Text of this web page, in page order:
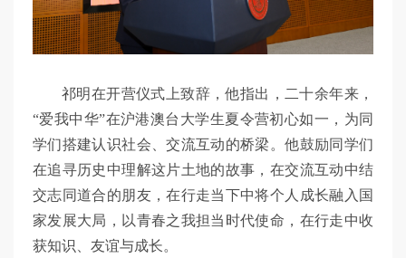
祁明在开营仪式上致辞，他指出，二十余年来，
“爱我中华”在沪港澳台大学生夏令营初心如一，为同
学们搭建认识社会、交流互动的桥梁。他鼓励同学们
在追寻历史中理解这片土地的故事，在交流互动中结
交志同道合的朋友，在行走当下中将个人成长融入国
家发展大局，以青春之我担当时代使命，在行走中收
获知识、友谊与成长。